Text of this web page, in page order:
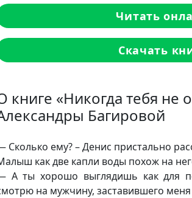
Читать
Скачать
книге «Никогда тебя не
Багировой
Сколько ему? – Денис пристально
как две капли воды похож на
А ты хорошо выглядишь как для
на мужчину, заставившего меня